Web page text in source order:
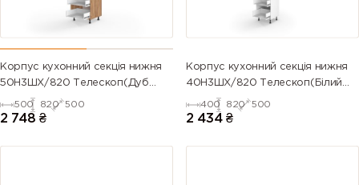
Корпус кухонний секція нижня
50Н3ШХ/820 Телескоп(Дуб
Крафт (Серія М))
500 820 500
2 748 ₴
Корпус кухонний секція нижня
40Н3ШХ/820 Телескоп(Білий
(Серія М))
400 820 500
2 434 ₴